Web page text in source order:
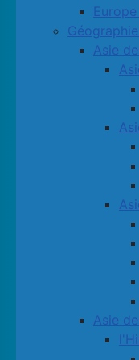
Asie
Asie